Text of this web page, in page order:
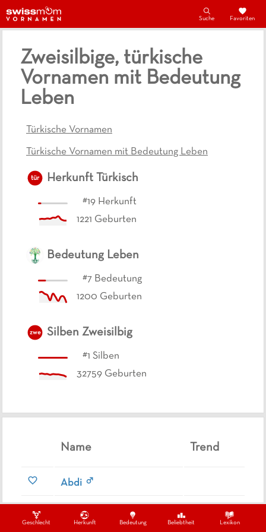
Geschlecht Herkunft Bedeutung Beliebtheit Lexikon
Suche Favoriten
Zweisilbige, türkische
Vornamen mit Bedeutung
Leben
Türkische Vornamen
Türkische Vornamen mit Bedeutung Leben
tür Herkunft Türkisch
#19 Herkunft
1221 Geburten
Bedeutung Leben
#7 Bedeutung
1200 Geburten
zwe Silben Zweisilbig
#1 Silben
32759 Geburten
Name Trend
Abdi
Alara